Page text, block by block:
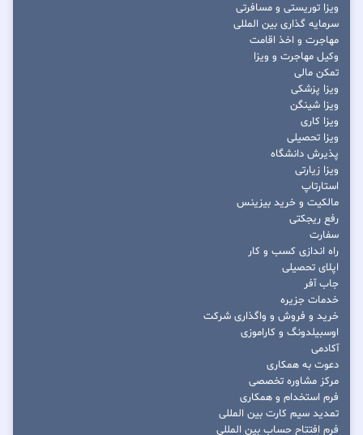
ویزا توریستی و مسافرتی
سرمایه گذاری بین المللی
مهاجرت و اخذ اقامت
وکیل مهاجرت و ویزا
تمکن مالی
ویزا پزشکی
ویزا شینگن
ویزا کاری
ویزا تحصیلی
پذیرش دانشگاه
ویزا زیارتی
استارتاپ
مالکیت و خرید بیزینس
رفع ریجکتی
سفارت
راه اندازی کسب و کار
اپلای تحصیلی
جاب آفر
خدمات جزیره
خرید و فروش و واگذاری شرکت
اوسبیلدونگ و کاراموزی
آکادمی
دعوت به همکاری
مرکز مشاوره تخصصی
فرم استخدام و همکاری
تمدید سیم کارت بین المللی
فرم افتتاح حساب بین المللی